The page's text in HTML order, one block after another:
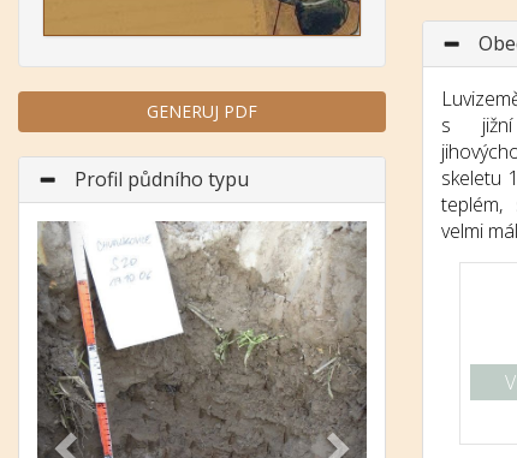
GENERUJ PDF
Profil půdního typu
Předchozí Další
s jižní
skeletu
teplém,
velmi
V.